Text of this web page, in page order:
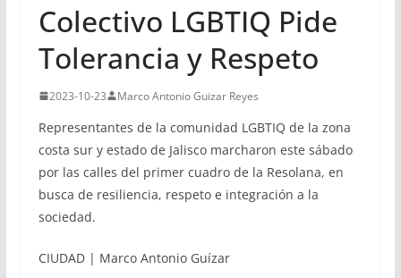
Colectivo LGBTIQ Pide
Tolerancia y Respeto
2023-10-23 Marco Antonio Guizar Reyes
Representantes de la comunidad LGBTIQ de la zona
costa sur y estado de Jalisco marcharon este sábado
por las calles del primer cuadro de la Resolana, en
busca de resiliencia, respeto e integración a la
sociedad.
CIUDAD | Marco Antonio Guízar